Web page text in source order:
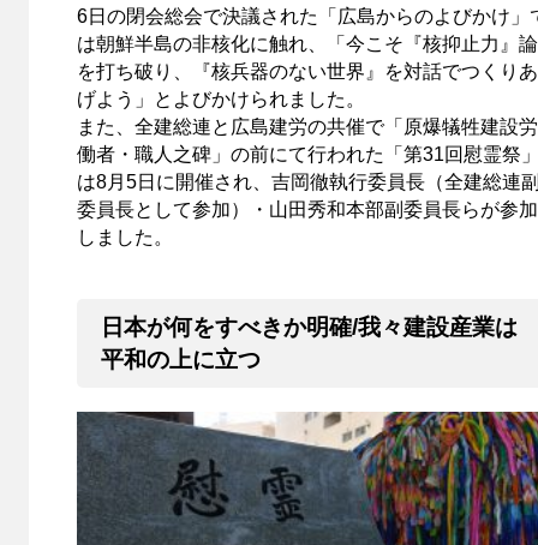
6日の閉会総会で決議された「広島からのよびかけ」
は朝鮮半島の非核化に触れ、「今こそ『核抑止力』論
を打ち破り、『核兵器のない世界』を対話でつくりあ
げよう」とよびかけられました。
また、全建総連と広島建労の共催で「原爆犠牲建設労
働者・職人之碑」の前にて行われた「第31回慰霊祭
は8月5日に開催され、吉岡徹執行委員長（全建総連
委員長として参加）・山田秀和本部副委員長らが参加
しました。
日本が何をすべきか明確/我々建設産業は
平和の上に立つ